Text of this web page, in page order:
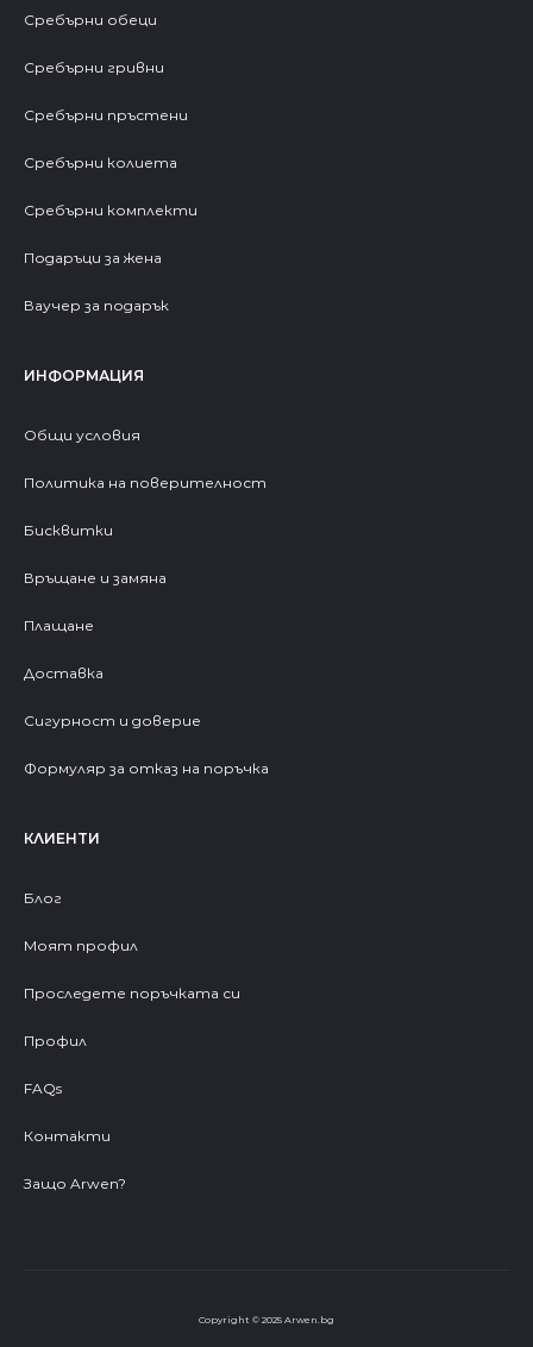
Сребърни обеци
Сребърни гривни
Сребърни пръстени
Сребърни колиета
Сребърни комплекти
Подаръци за жена
Ваучер за подарък
ИНФОРМАЦИЯ
Общи условия
Политика на поверителност
Бисквитки
Връщане и замяна
Плащане
Доставка
Сигурност и доверие
Формуляр за отказ на поръчка
КЛИЕНТИ
Блог
Моят профил
Проследете поръчката си
Профил
FAQs
Контакти
Защо Arwen?
Copyright © 2025 Arwen.bg